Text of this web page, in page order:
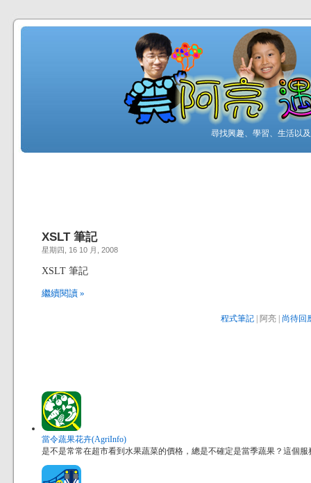
尋找興趣、學習、生活以
XSLT 筆記
星期四, 16 10 月, 2008
XSLT 筆記
繼續閱讀 »
程式筆記| 阿亮 | 尚待回
當令蔬果花卉(AgriInfo)
是不是常常在超市看到水果蔬菜的價格，總是不確定是當季蔬果？這個